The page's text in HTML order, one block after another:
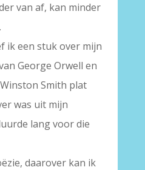
van af, kan minder
ik een stuk over mijn
George Orwell en
Smith plat
was uit mijn
lang voor die
daarover kan ik